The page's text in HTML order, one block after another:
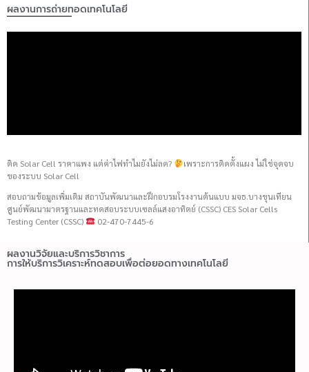
ผลงานการถ่ายทอดเทคโนโลยี
ติด Solar Cell ราคาแพง แต่ค่าไฟทำไมยังไม่ลด?
เพราะการติดตั้งแผง ไม่ใช่จุดจบ
ของระบบ Solar Cell
สอบถามข้อมูลเพิ่มเติม สถาบันพัฒนาและฝึกอบรมโรงงานต้นแบบ มจธ.บางขุนเทียน
ศูนย์พัฒนามาตรฐานและทดสอบระบบเซลล์แสงอาทิตย์ (CSSC) CES Solar Cells
Testing Center (CSSC)
02-470-7445-6
ผลงานวิจัยและบริการวิชาการ
การให้บริการวิเคราะห์ทดสอบเพื่อต่อยอดทางเทคโนโลยี